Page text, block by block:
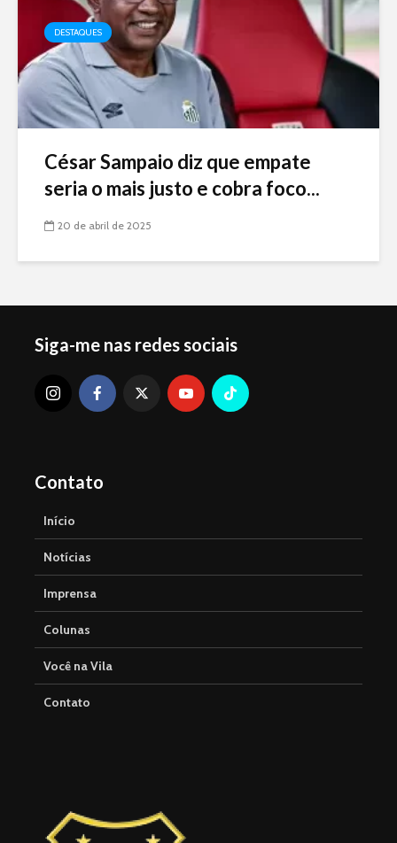
DESTAQUES
César Sampaio diz que empate
seria o mais justo e cobra foco...
20 de abril de 2025
Siga-me nas redes sociais
Contato
Início
Notícias
Imprensa
Colunas
Você na Vila
Contato